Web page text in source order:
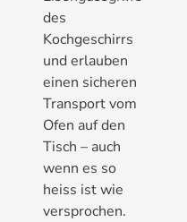
des
Kochgeschirrs
und erlauben
einen sicheren
Transport vom
Ofen auf den
Tisch – auch
wenn es so
heiss ist wie
versprochen.